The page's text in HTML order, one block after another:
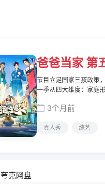
爸爸当家 第
节目立足国家三孩政策
一季从四大维度：家庭
3个月前
真人秀 综艺
夸克网盘